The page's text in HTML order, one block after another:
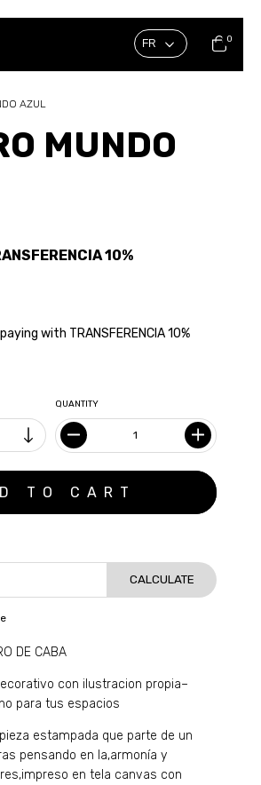
0
AZUL
MUNDO
10%
paying with TRANSFERENCIA 10%
QUANTITY
CALCULATE
DE CABA
con ilustracion propia–
para tus espacios
estampada que parte de un
pensando en la,armonía y
en tela canvas con